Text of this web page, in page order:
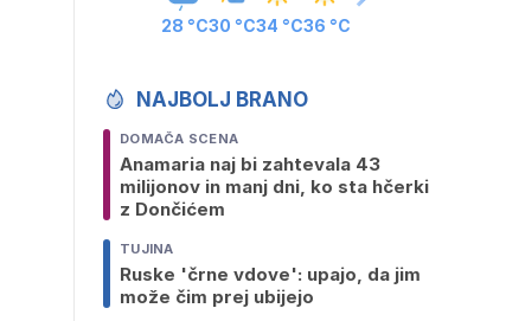
28 °C30 °C34 °C36 °C
NAJBOLJ BRANO
DOMAČA SCENA
Anamaria naj bi zahtevala 43
milijonov in manj dni, ko sta hčerki
z Dončićem
TUJINA
Ruske 'črne vdove': upajo, da jim
može čim prej ubijejo